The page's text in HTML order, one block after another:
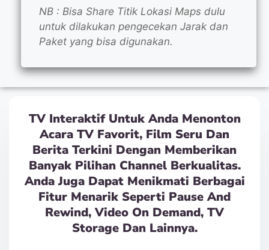
NB : Bisa Share Titik Lokasi Maps dulu
untuk dilakukan pengecekan Jarak dan
Paket yang bisa digunakan.
TV Interaktif Untuk Anda Menonton
Acara TV Favorit, Film Seru Dan
Berita Terkini Dengan Memberikan
Banyak Pilihan Channel Berkualitas.
Anda Juga Dapat Menikmati Berbagai
Fitur Menarik Seperti Pause And
Rewind, Video On Demand, TV
Storage Dan Lainnya.